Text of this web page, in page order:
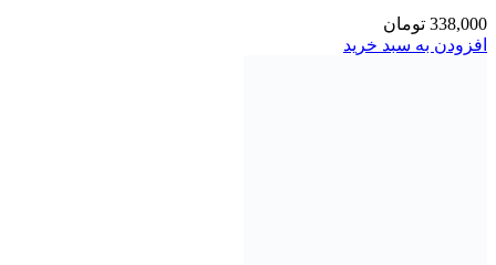
338,000 تومان
افزودن به سبد خرید